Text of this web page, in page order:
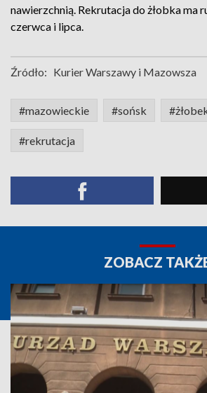
nawierzchnią. Rekrutacja do żłobka ma
czerwca i lipca.
Źródło: Kurier Warszawy i Mazowsza
#mazowieckie #sońsk
#rekrutacja
ZOBACZ